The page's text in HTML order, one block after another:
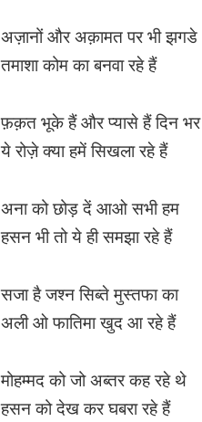
अज़ानों और अक़ामत पर भी झगडे
तमाशा कोम का बनवा रहे हैं
फ़क़त भूके हैं और प्यासे हैं दिन भर
ये रोज़े क्या हमें सिखला रहे हैं
अना को छोड़ दें आओ सभी हम
हसन भी तो ये ही समझा रहे हैं
सजा है जश्न सिब्ते मुस्तफा का
अली ओ फातिमा खुद आ रहे हैं
मोहम्मद को जो अब्तर कह रहे थे
हसन को देख कर घबरा रहे हैं